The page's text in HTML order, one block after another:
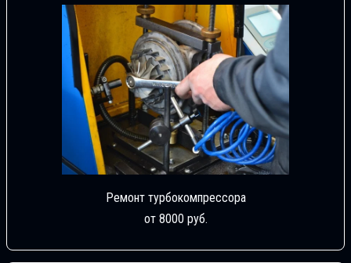
Ремонт турбокомпрессора
от 8000 руб.